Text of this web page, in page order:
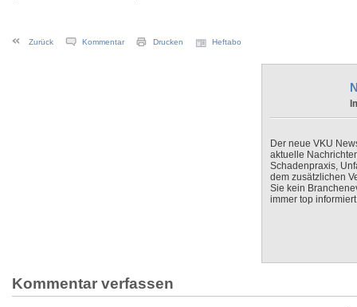
Zurück Kommentar Drucken Heftabo
Der neue VKU
aktuelle
Schadenpraxis,
dem zusätzlichen
Sie kein
immer top
Kommentar verfassen